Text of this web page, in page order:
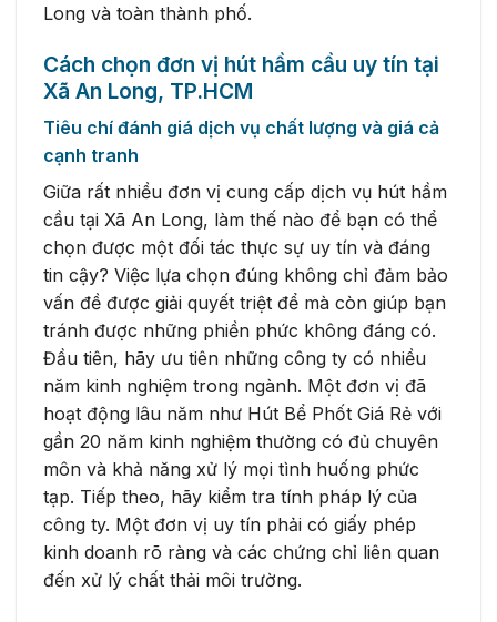
Long và toàn thành phố.
Cách chọn đơn vị hút hầm cầu uy tín tại
Xã An Long, TP.HCM
Tiêu chí đánh giá dịch vụ chất lượng và giá cả
cạnh tranh
Giữa rất nhiều đơn vị cung cấp dịch vụ hút hầm
cầu tại Xã An Long, làm thế nào để bạn có thể
chọn được một đối tác thực sự uy tín và đáng
tin cậy? Việc lựa chọn đúng không chỉ đảm bảo
vấn đề được giải quyết triệt để mà còn giúp bạn
tránh được những phiền phức không đáng có.
Đầu tiên, hãy ưu tiên những công ty có nhiều
năm kinh nghiệm trong ngành. Một đơn vị đã
hoạt động lâu năm như Hút Bể Phốt Giá Rẻ với
gần 20 năm kinh nghiệm thường có đủ chuyên
môn và khả năng xử lý mọi tình huống phức
tạp. Tiếp theo, hãy kiểm tra tính pháp lý của
công ty. Một đơn vị uy tín phải có giấy phép
kinh doanh rõ ràng và các chứng chỉ liên quan
đến xử lý chất thải môi trường.